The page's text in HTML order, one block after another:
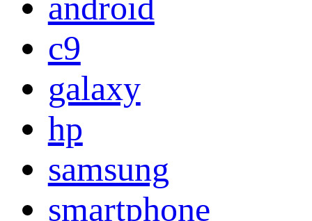
c9
galaxy
hp
samsung
smartphone